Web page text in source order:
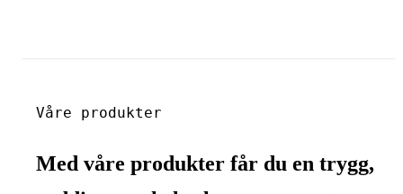
Våre produkter
Med våre produkter får du en trygg,